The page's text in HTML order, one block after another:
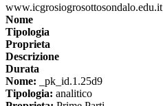
www.icgrosiogrosottosondalo.edu.it
Nome
Tipologia
Proprieta
Descrizione
Durata
Nome: _pk_id.1.25d9
Tipologia: analitico